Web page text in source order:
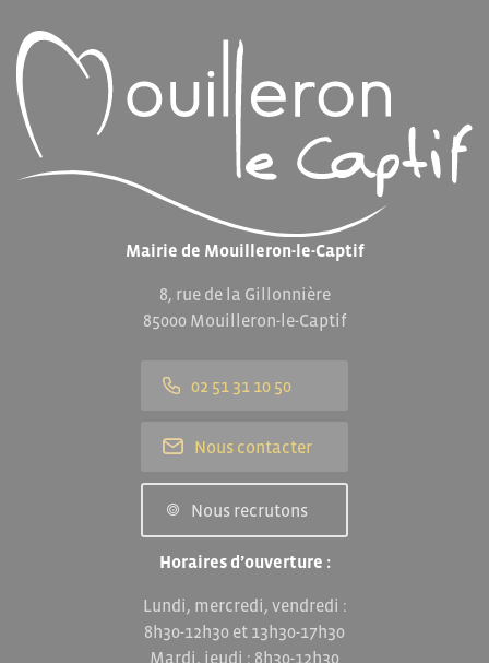
Mairie de Mouilleron-le-Captif
8, rue de la Gillonnière
85000 Mouilleron-le-Captif
02 51 31 10 50
Nous contacter
Nous recrutons
Horaires d’ouverture :
Lundi, mercredi, vendredi :
8h30-12h30 et 13h30-17h30
Mardi, jeudi : 8h30-12h30